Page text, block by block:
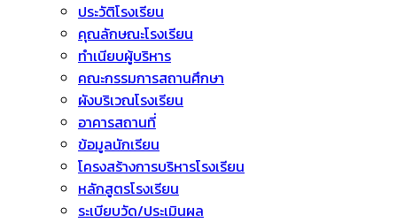
ประวัติโรงเรียน
คุณลักษณะโรงเรียน
ทำเนียบผู้บริหาร
คณะกรรมการสถานศึกษา
ผังบริเวณโรงเรียน
อาคารสถานที่
ข้อมูลนักเรียน
โครงสร้างการบริหารโรงเรียน
หลักสูตรโรงเรียน
ระเบียบวัด/ประเมินผล